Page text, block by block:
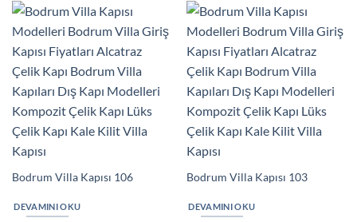
Bodrum Villa Kapısı 106
DEVAMINI OKU
Bodrum Villa Kapısı 103
DEVAMINI OKU